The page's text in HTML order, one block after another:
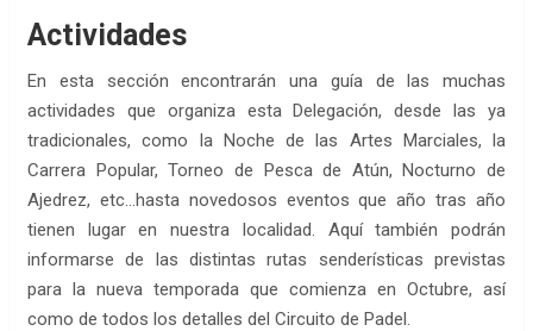
Actividades
En esta sección encontrarán una guía de las muchas
actividades que organiza esta Delegación, desde las ya
tradicionales, como la Noche de las Artes Marciales, la
Carrera Popular, Torneo de Pesca de Atún, Nocturno de
Ajedrez, etc…hasta novedosos eventos que año tras año
tienen lugar en nuestra localidad. Aquí también podrán
informarse de las distintas rutas senderísticas previstas
para la nueva temporada que comienza en Octubre, así
como de todos los detalles del Circuito de Padel.